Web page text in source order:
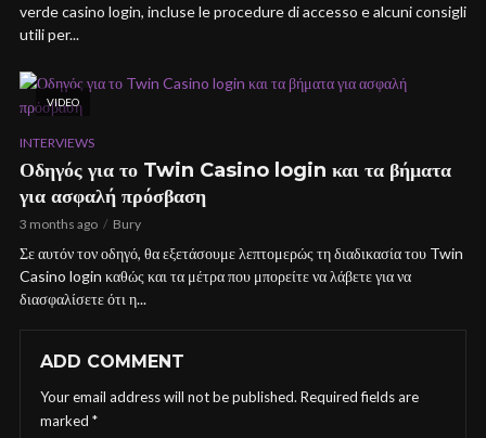
verde casino login, incluse le procedure di accesso e alcuni consigli
utili per...
VIDEO
INTERVIEWS
Οδηγός για το Twin Casino login και τα βήματα
για ασφαλή πρόσβαση
3 months ago Bury
Σε αυτόν τον οδηγό, θα εξετάσουμε λεπτομερώς τη διαδικασία του Twin
Casino login καθώς και τα μέτρα που μπορείτε να λάβετε για να
διασφαλίσετε ότι η...
ADD COMMENT
Your email address will not be published. Required fields are
marked *